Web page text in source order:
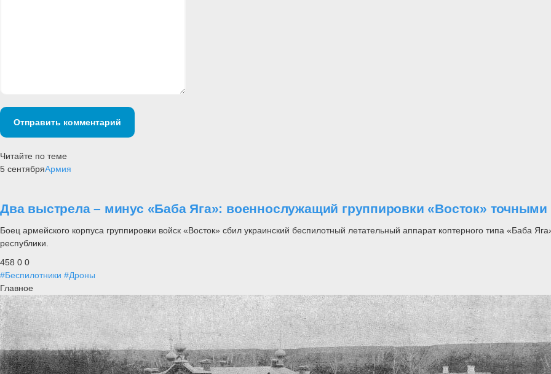
Отправить комментарий
Читайте по теме
5 сентябряАрмия
Два выстрела – минус «Баба Яга»: военнослужащий группировки «Восток»
Боец армейского корпуса группировки войск «Восток» сбил украинский беспилотный летательный аппарат коптерного типа «Баба
республики.
458 0 0
#Беспилотники #Дроны
Главное